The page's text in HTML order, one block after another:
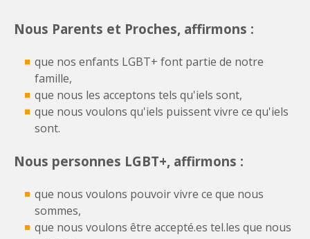
Nous Parents et Proches, affirmons :
que nos enfants LGBT+ font partie de notre
famille,
que nous les acceptons tels qu'iels sont,
que nous voulons qu'iels puissent vivre ce qu'iels
sont.
Nous personnes LGBT+, affirmons :
que nous voulons pouvoir vivre ce que nous
sommes,
que nous voulons être accepté.es tel.les que nous